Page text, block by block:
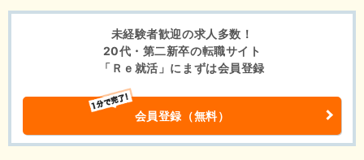
未経験者歓迎の求人多数！
20代・第二新卒の転職サイト
「Ｒｅ就活」にまずは会員登録
会員登録（無料）